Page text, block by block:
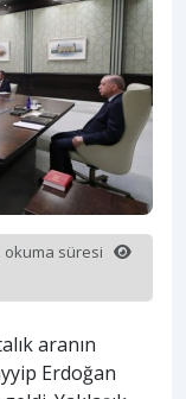
okuma süresi
aranın
Erdoğan